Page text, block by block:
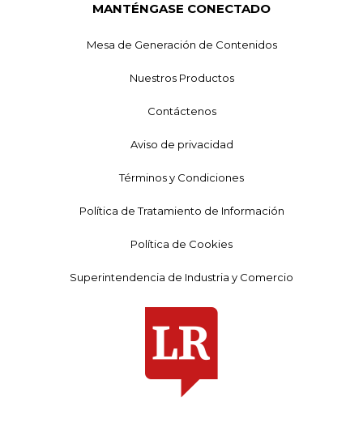
MANTÉNGASE CONECTADO
Mesa de Generación de Contenidos
Nuestros Productos
Contáctenos
Aviso de privacidad
Términos y Condiciones
Política de Tratamiento de Información
Política de Cookies
Superintendencia de Industria y Comercio